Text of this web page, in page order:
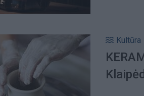
Kultūra